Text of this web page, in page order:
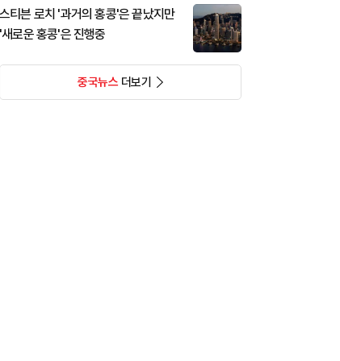
스티븐 로치 '과거의 홍콩'은 끝났지만
'새로운 홍콩'은 진행중
중국뉴스더보기